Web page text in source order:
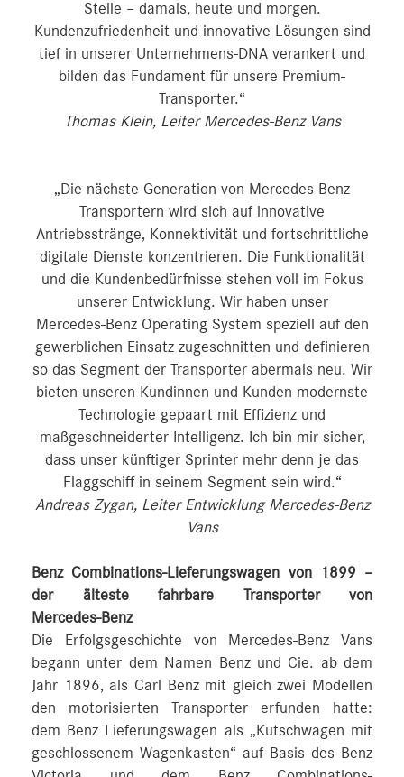
Stelle – damals, heute und morgen.
Kundenzufriedenheit und innovative Lösungen sind
tief in unserer Unternehmens-DNA verankert und
bilden das Fundament für unsere Premium-
Transporter.“
Thomas Klein, Leiter Mercedes-Benz Vans
„Die nächste Generation von Mercedes‑Benz
Transportern wird sich auf innovative
Antriebsstränge, Konnektivität und fortschrittliche
digitale Dienste konzentrieren. Die Funktionalität
und die Kundenbedürfnisse stehen voll im Fokus
unserer Entwicklung. Wir haben unser
Mercedes‑Benz Operating System speziell auf den
gewerblichen Einsatz zugeschnitten und definieren
so das Segment der Transporter abermals neu. Wir
bieten unseren Kundinnen und Kunden modernste
Technologie gepaart mit Effizienz und
maßgeschneiderter Intelligenz. Ich bin mir sicher,
dass unser künftiger Sprinter mehr denn je das
Flaggschiff in seinem Segment sein wird.“
Andreas Zygan, Leiter Entwicklung Mercedes-Benz
Vans
Benz Combinations-Lieferungswagen von 1899 –
der älteste fahrbare Transporter von
Mercedes‑Benz
Die Erfolgsgeschichte von Mercedes-Benz Vans
begann unter dem Namen Benz und Cie. ab dem
Jahr 1896, als Carl Benz mit gleich zwei Modellen
den motorisierten Transporter erfunden hatte:
dem Benz Lieferungswagen als „Kutschwagen mit
geschlossenem Wagenkasten“ auf Basis des Benz